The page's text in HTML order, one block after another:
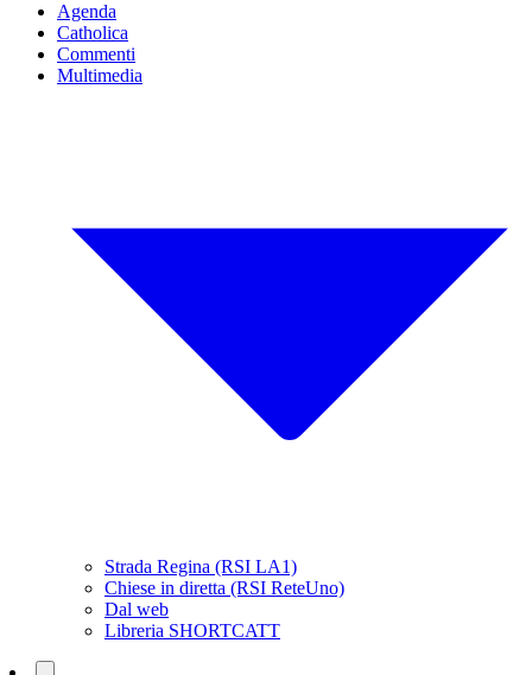
Agenda
Catholica
Commenti
Multimedia
Strada Regina (RSI LA1)
Chiese in diretta (RSI ReteUno)
Dal web
Libreria SHORTCATT